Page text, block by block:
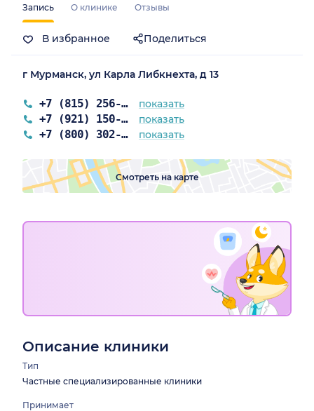
Запись О клинике Отзывы
В избранное Поделиться
г Мурманск, ул Карла Либкнехта, д 13
+7 (815) 256-66-56 показать
+7 (921) 150-04-00 показать
+7 (800) 302-99-93 показать
Смотреть на карте
Описание клиники
Тип
Частные специализированные клиники
Принимает